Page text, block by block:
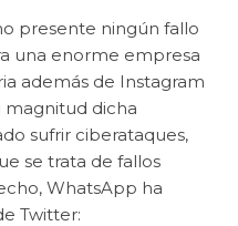
presente ningún fallo
una enorme empresa
además de Instagram
magnitud dicha
sufrir ciberataques,
se trata de fallos
WhatsApp ha
Twitter: